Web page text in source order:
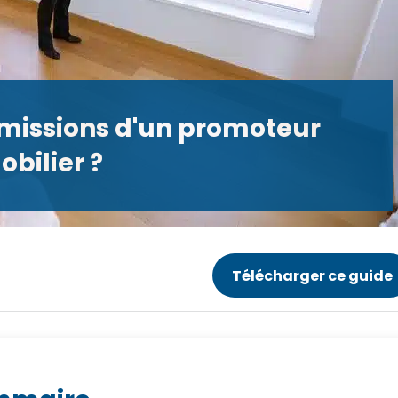
d'un promoteur
?
Télécharger ce guide